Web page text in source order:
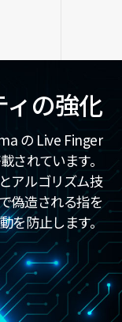
の強化
の Live Finger
れています。
アルゴリズム技
偽造される指を
を防止します。